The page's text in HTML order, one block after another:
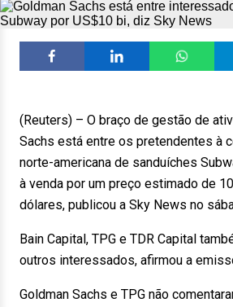
(Reuters) – O braço de gestão de
Sachs está entre os pretendentes à
norte-americana de sanduíches
à venda por um preço estimado de
dólares, publicou a Sky News no
Bain Capital, TPG e TDR Capital
outros interessados, afirmou a
Goldman Sachs e TPG não